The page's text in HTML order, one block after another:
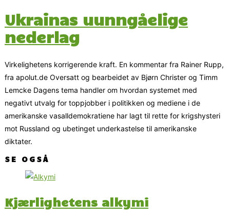
Ukrainas uunngåelige
nederlag
Virkelighetens korrigerende kraft. En kommentar fra Rainer Rupp,
fra apolut.de Oversatt og bearbeidet av Bjørn Christer og Timm
Lemcke Dagens tema handler om hvordan systemet med
negativt utvalg for toppjobber i politikken og mediene i de
amerikanske vasalldemokratiene har lagt til rette for krigshysteri
mot Russland og ubetinget underkastelse til amerikanske
diktater.
SE OGSÅ
Kjærlighetens alkymi